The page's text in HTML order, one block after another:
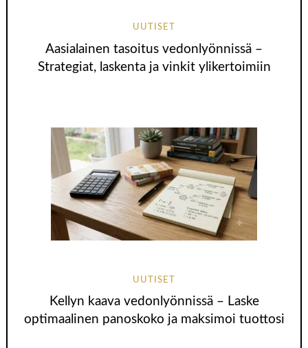
UUTISET
Aasialainen tasoitus vedonlyönnissä –
Strategiat, laskenta ja vinkit ylikertoimiin
UUTISET
Kellyn kaava vedonlyönnissä – Laske
optimaalinen panoskoko ja maksimoi tuottosi